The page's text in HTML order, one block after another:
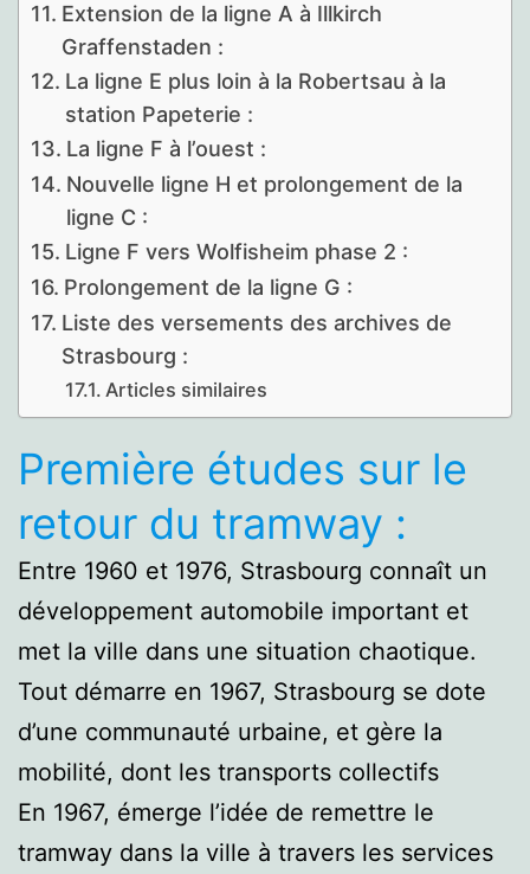
Extension de la ligne A à Illkirch
Graffenstaden :
La ligne E plus loin à la Robertsau à la
station Papeterie :
La ligne F à l’ouest :
Nouvelle ligne H et prolongement de la
ligne C :
Ligne F vers Wolfisheim phase 2 :
Prolongement de la ligne G :
Liste des versements des archives de
Strasbourg :
Articles similaires
Première études sur le
retour du tramway :
Entre 1960 et 1976, Strasbourg connaît un
développement automobile important et
met la ville dans une situation chaotique.
Tout démarre en 1967, Strasbourg se dote
d’une communauté urbaine, et gère la
mobilité, dont les transports collectifs
En 1967, émerge l’idée de remettre le
tramway dans la ville à travers les services